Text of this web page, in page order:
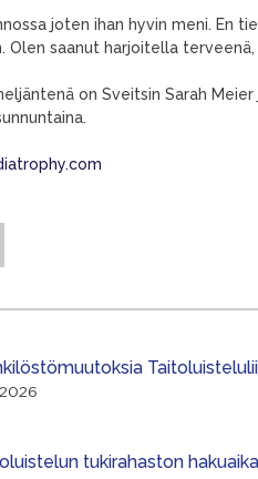
joten ihan hyvin meni. En
Olen saanut harjoitella terveenä,
on Sveitsin Sarah
tukirahaston